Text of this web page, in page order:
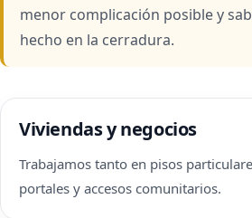
menor complicación posible y
hecho en la cerradura.
Viviendas y negocios
Trabajamos tanto en pisos
portales y accesos comunitarios.